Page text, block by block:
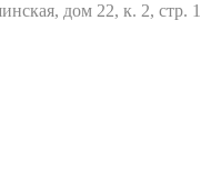
дом 22, к. 2, стр. 1